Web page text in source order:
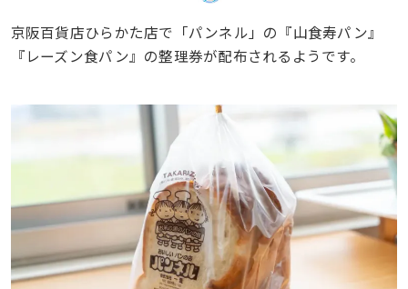
京阪百貨店ひらかた店で「パンネル」の『山食寿パン』
『レーズン食パン』の整理券が配布されるようです。